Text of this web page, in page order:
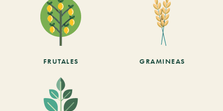
FRUTALES GRAMINEAS